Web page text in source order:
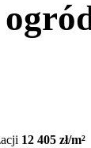
12 405 zł/m²